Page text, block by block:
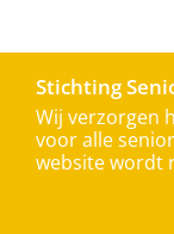
Stichting
Wij verzorgen
voor alle
website wordt